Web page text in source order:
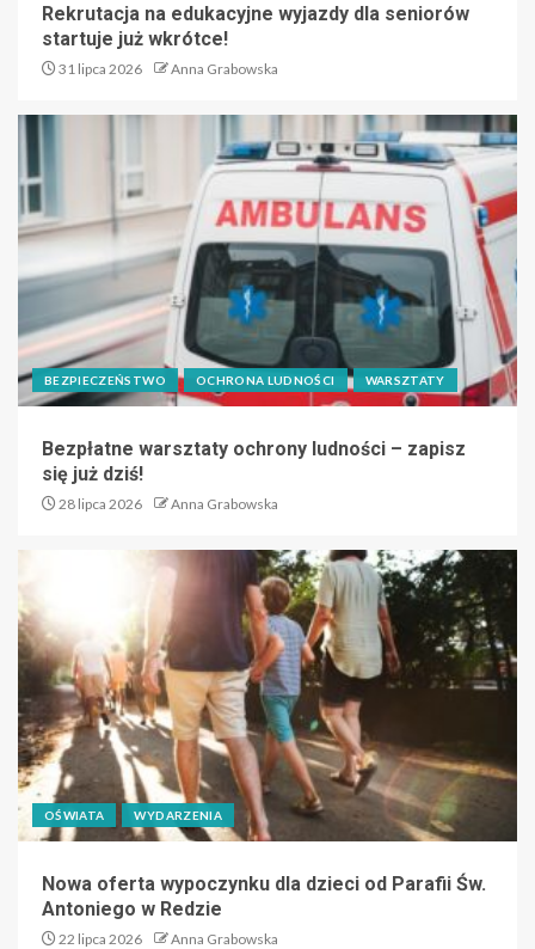
Rekrutacja na edukacyjne wyjazdy dla seniorów
startuje już wkrótce!
31 lipca 2026 Anna Grabowska
BEZPIECZEŃSTWO OCHRONA LUDNOŚCI WARSZTATY
Bezpłatne warsztaty ochrony ludności – zapisz
się już dziś!
28 lipca 2026 Anna Grabowska
OŚWIATA WYDARZENIA
Nowa oferta wypoczynku dla dzieci od Parafii Św.
Antoniego w Redzie
22 lipca 2026 Anna Grabowska